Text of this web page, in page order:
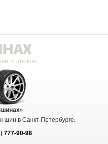
и дисков
шин в Санкт-Петербурге.
777-90-98